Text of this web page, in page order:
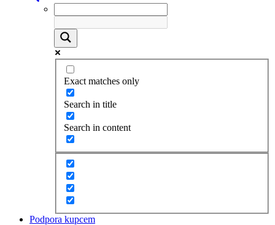
Exact matches only
Search in title
Search in content
Podpora kupcem